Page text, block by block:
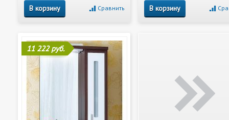
В корзину Сравнить В корзину
11 222 руб.